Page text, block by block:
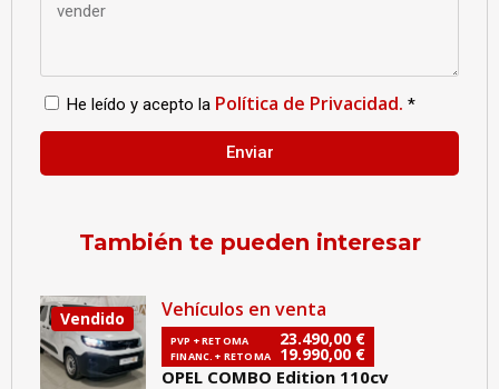
He leído y acepto la Política de Privacidad. *
Enviar
También te pueden interesar
Vendido Vehículos en venta
OPEL COMBO Edition 110cv
PVP + RETOMA 23.490,00 €
FINANC. + RETOMA 19.990,00 €